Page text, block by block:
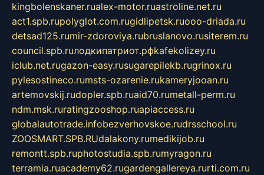
kingbolenskaner.rualex-motor.ruastroline.net.ru
act1.spb.rupolyglot.com.rugidlipetsk.ruooo-driada.ru
detsad125.rumir-zdoroviya.rubruslanovo.rusiterem.ru
council.spb.ruлодкипатриот.рфkafekolizey.ru
iclub.net.rugazon-easy.rusugarepilekb.rugrinox.ru
pylesostineco.rumsts-ozarenie.rukameryjooan.ru
artemovskij.rudopler.spb.ruaid70.rumetall-perm.ru
ndm.msk.ruratingzooshop.ruapiaccess.ru
globalautotrade.infobezverhovskoe.rudrsschool.ru
ZOOSMART.SPB.RUdalakony.rumedikijob.ru
remontt.spb.ruphotostudia.spb.rumyragon.ru
terramia.ruacademy62.rugardengallereya.rurti.com.ru